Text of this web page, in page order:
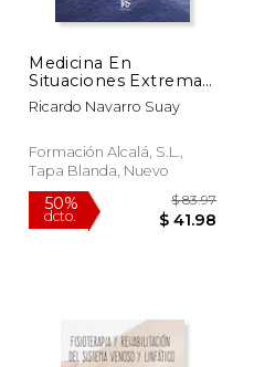
50%
dcto.
$
Medicina En
Situaciones Extremas
Ii
Ricardo Navarro Suay
Formación Alcalá, S.L.,
Tapa Blanda, Nuevo